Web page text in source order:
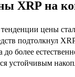
XRP на
цены
подтолкнул
более
устойчивым